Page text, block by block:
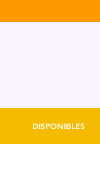
DISPONIBLES